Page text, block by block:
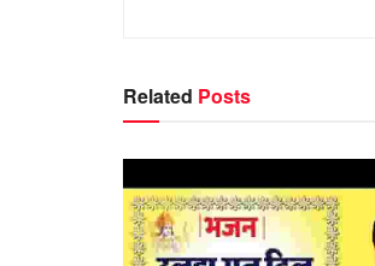
Related Posts